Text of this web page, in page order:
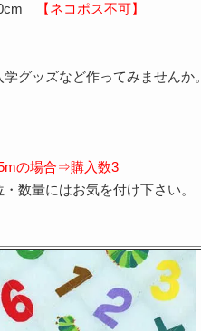
【ネコポス不可】
グッズなど作ってみませんか。
の場合⇒購入数3
数量にはお気を付け下さい。